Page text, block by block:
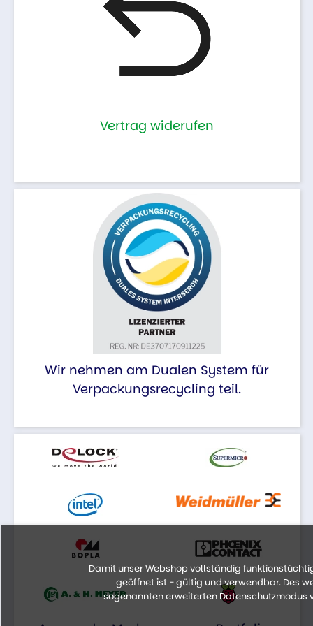
Vertrag widerufen
Wir nehmen am Dualen System für
Verpackungsrecycling teil.
Damit unser Webshop vollständig
geöffnet ist - gültig und verwendbar. Des
sogenannten erweiterten Datenschutzmodus